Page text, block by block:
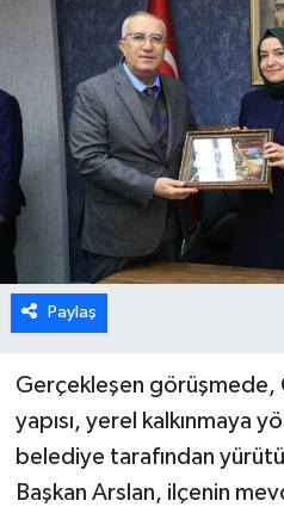
Paylaş
Gerçekleşen görüşmede,
yapısı, yerel kalkınmaya
belediye tarafından
Başkan Arslan, ilçenin
ÖZEL HABER
DTO
RESMİ REKLAM